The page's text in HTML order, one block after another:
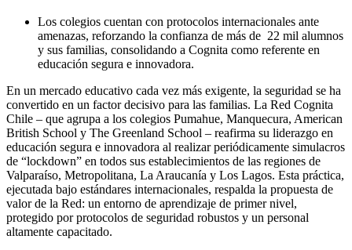
Los colegios cuentan con protocolos internacionales ante
amenazas, reforzando la confianza de más de 22 mil alumnos
y sus familias, consolidando a Cognita como referente en
educación segura e innovadora.
En un mercado educativo cada vez más exigente, la seguridad se ha
convertido en un factor decisivo para las familias. La Red Cognita
Chile – que agrupa a los colegios Pumahue, Manquecura, American
British School y The Greenland School – reafirma su liderazgo en
educación segura e innovadora al realizar periódicamente simulacros
de “lockdown” en todos sus establecimientos de las regiones de
Valparaíso, Metropolitana, La Araucanía y Los Lagos. Esta práctica,
ejecutada bajo estándares internacionales, respalda la propuesta de
valor de la Red: un entorno de aprendizaje de primer nivel,
protegido por protocolos de seguridad robustos y un personal
altamente capacitado.